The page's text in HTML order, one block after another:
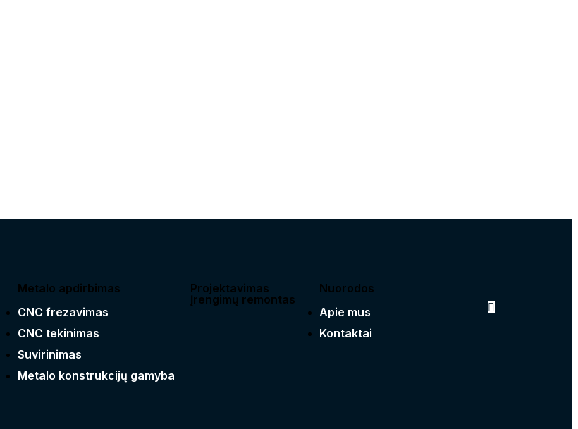
Metalo apdirbimas
CNC frezavimas
CNC tekinimas
Suvirinimas
Metalo konstrukcijų gamyba
Projektavimas
Įrengimų remontas
Nuorodos
Apie mus
Kontaktai